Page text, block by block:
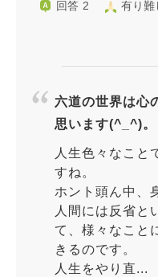
回答 2 有り難
六道の世界は心
思います(^_^)。
人生色々なこと
すね。
ホント頭ん中、
人間には反省と
て、様々なこと
きるのです。
人生をやり直...